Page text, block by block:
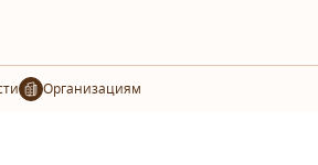
Организациям